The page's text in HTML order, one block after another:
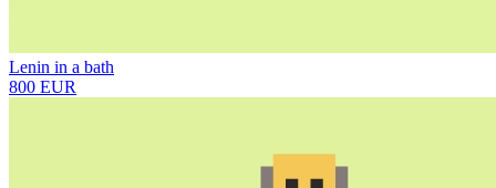
Lenin in a bath
800 EUR